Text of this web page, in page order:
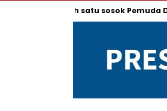
salah satu sosok Pemuda Desa